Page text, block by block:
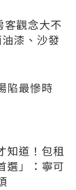
客觀念大不
漆、沙發
陷最慘時
知道！包租
選」：寧可